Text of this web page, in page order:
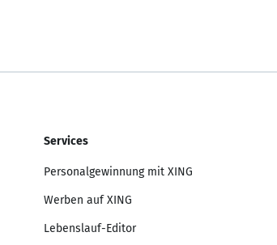
Services
Personalgewinnung mit XING
Werben auf XING
Lebenslauf-Editor